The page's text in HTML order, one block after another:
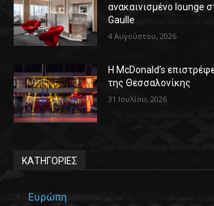
ανακαινισμένο lounge
Gaulle
4 Αυγούστου, 2026
Η McDonald’s
της Θεσσαλονίκης
31 Ιουλίου, 2026
ΚΑΤΗΓΟΡΙΕΣ
Ευρώπη